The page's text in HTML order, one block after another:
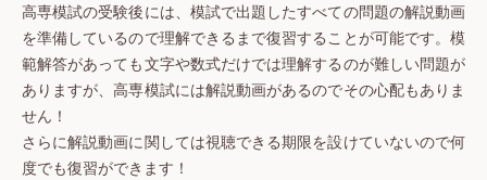
高専模試の受験後には、模試で出題したすべての問題の解説動画
を準備しているので理解できるまで復習することが可能です。模
範解答があっても文字や数式だけでは理解するのが難しい問題が
ありますが、高専模試には解説動画があるのでその心配もありま
せん！
さらに解説動画に関しては視聴できる期限を設けていないので何
度でも復習ができます！